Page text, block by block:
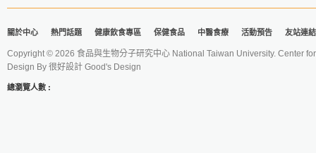
關於中心 熱門話題 健康飲食專區 保健食品 中醫食療 活動預告 友站連結
Copyright © 2026 食品與生物分子研究中心 National Taiwan University. Center
Design By 很好設計 Good's Design
總瀏覽人數 :